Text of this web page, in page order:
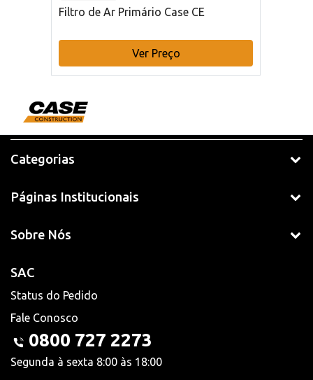
Filtro de Ar Primário Case CE
Ver Preço
Categorias
Páginas Institucionais
Sobre Nós
SAC
Status do Pedido
Fale Conosco
0800 727 2273
Segunda à sexta 8:00 às 18:00